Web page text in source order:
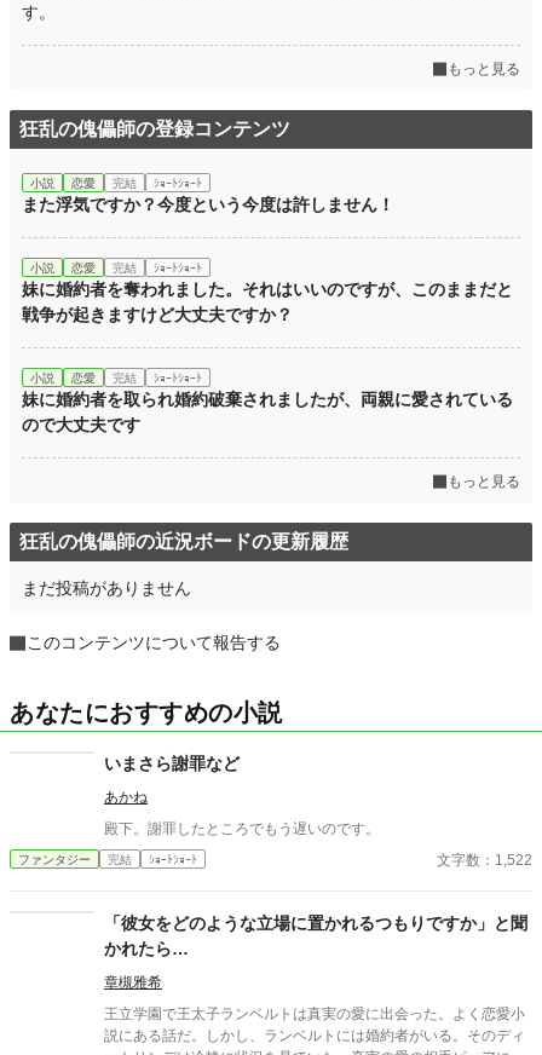
す。
もっと見る
狂乱の傀儡師の登録コンテンツ
小説 恋愛 完結 ｼｮｰﾄｼｮｰﾄ
また浮気ですか？今度という今度は許しません！
小説 恋愛 完結 ｼｮｰﾄｼｮｰﾄ
妹に婚約者を奪われました。それはいいのですが、このままだと
戦争が起きますけど大丈夫ですか？
小説 恋愛 完結 ｼｮｰﾄｼｮｰﾄ
妹に婚約者を取られ婚約破棄されましたが、両親に愛されている
ので大丈夫です
もっと見る
狂乱の傀儡師の近況ボードの更新履歴
まだ投稿がありません
このコンテンツについて報告する
あなたにおすすめの小説
いまさら謝罪など
あかね
殿下。謝罪したところでもう遅いのです。
ファンタジー 完結 ｼｮｰﾄｼｮｰﾄ 文字数：1,522
「彼女をどのような立場に置かれるつもりですか」と聞
かれたら…
章槻雅希
王立学園で王太子ランベルトは真実の愛に出会った。よく恋愛小
説にある話だ。しかし、ランベルトには婚約者がいる。そのディ